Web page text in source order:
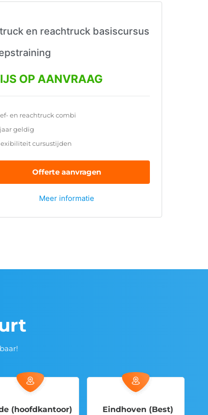
en reachtruck basiscursus
OP AANVRAAG
en reachtruck combi
geldig
cursustijden
Offerte aanvragen
Meer informatie
Eindhoven (Best) Eindhoven